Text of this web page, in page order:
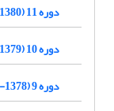
دوره 11 (1380-1381)
دوره 10 (1379-1380)
دوره 9 (1378-1379)